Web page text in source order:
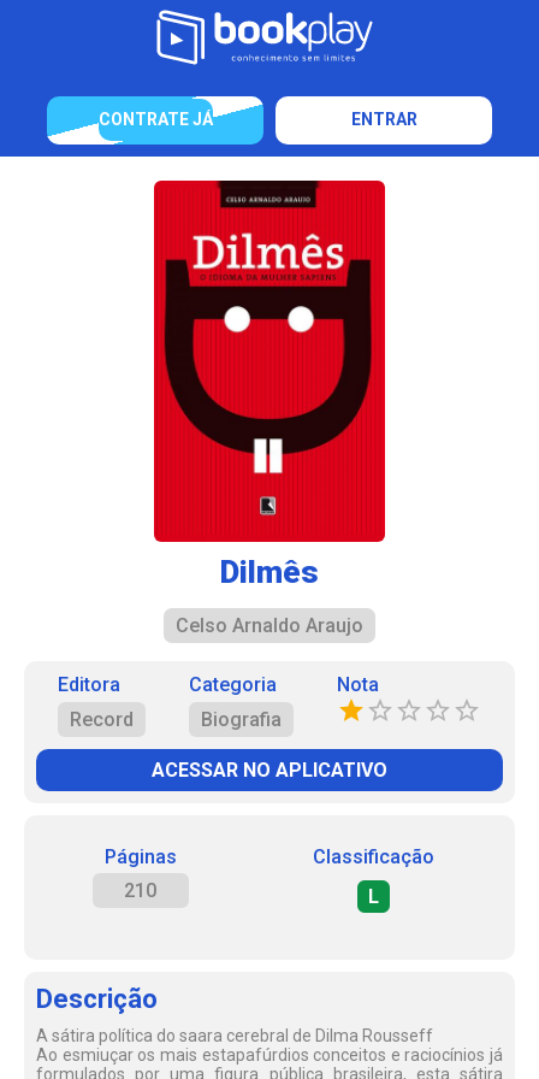
CONTRATE JÁ ENTRAR
Dilmês
Celso Arnaldo Araujo
Editora
Record
Categoria
Biografia
Nota
ACESSAR NO APLICATIVO
Páginas
210
Classificação
L
Descrição
A sátira política do saara cerebral de Dilma Rousseff
Ao esmiuçar os mais estapafúrdios conceitos e raciocínios já
formulados por uma figura pública brasileira, esta sátira